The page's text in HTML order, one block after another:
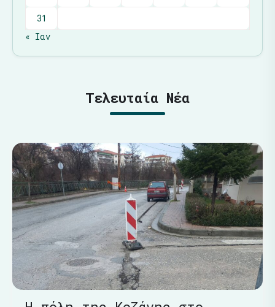
31
« Ιαν
Τελευταία Νέα